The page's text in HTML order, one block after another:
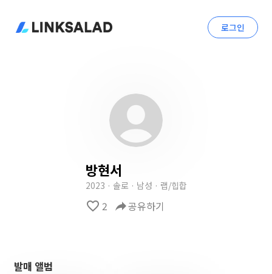
로그인
방현서
2023 · 솔로 · 남성 · 랩/힙합
favorite_border 2 reply공유하기
발매 앨범